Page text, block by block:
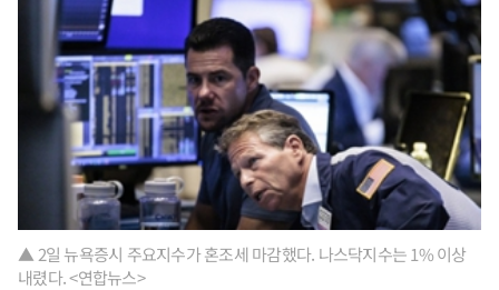
▲ 2일 뉴욕증시 주요지수가 혼조세 마감했다. 나스닥지수는 1% 이상
내렸다. <연합뉴스>